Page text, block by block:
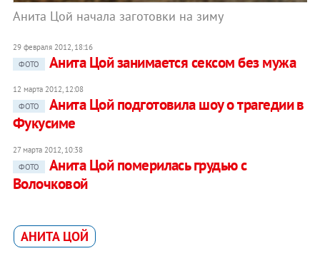
Анита Цой начала заготовки на зиму
29 февраля 2012, 18:16
ФОТО
Анита Цой занимается сексом без мужа
12 марта 2012, 12:08
ФОТО
Анита Цой подготовила шоу о трагедии в
Фукусиме
27 марта 2012, 10:38
ФОТО
Анита Цой померилась грудью с
Волочковой
АНИТА ЦОЙ